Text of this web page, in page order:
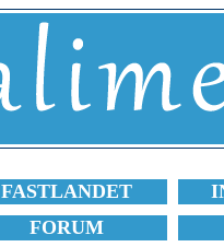
FASTLANDET
FORUM